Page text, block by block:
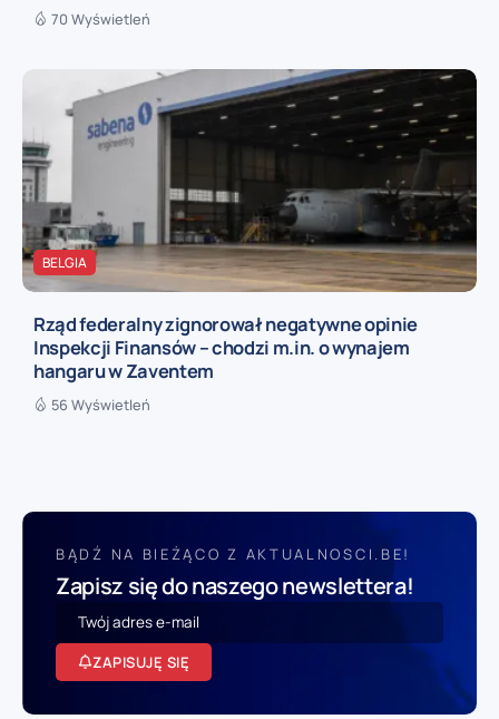
70 Wyświetleń
BELGIA
Rząd federalny zignorował negatywne opinie
Inspekcji Finansów – chodzi m.in. o wynajem
hangaru w Zaventem
56 Wyświetleń
BĄDŹ NA BIEŻĄCO Z AKTUALNOSCI.BE!
Zapisz się do naszego newslettera!
ZAPISUJĘ SIĘ